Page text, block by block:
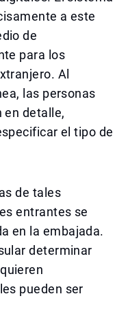
a este
de
para los
Al
las personas
en detalle,
el tipo de
de tales
entrantes se
en la embajada.
determinar
pueden ser